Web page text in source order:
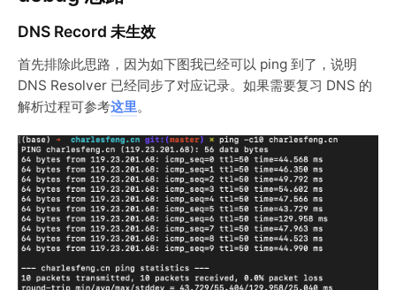
DNS Record 未生效
首先排除此思路，因为如下图我已经可以 ping 到了，说明
DNS Resolver 已经同步了对应记录。如果需要复习 DNS 的
解析过程可参考这里。